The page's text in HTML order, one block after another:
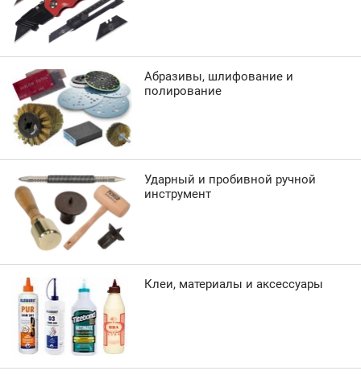
Абразивы, шлифование и
полирование
Ударный и пробивной ручной
инструмент
Клеи, материалы и аксессуары